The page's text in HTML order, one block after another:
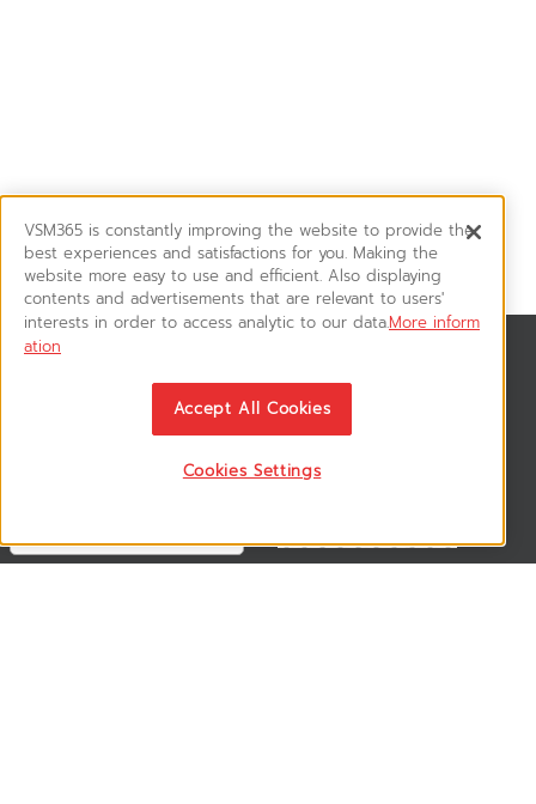
สมัครรับข่าวสาร
ติดตามอัพเดทข่าวสาร, โปรโมชั่น, สินค้าราคาพิเศษ ได้ก่อนใคร
VSM365 is constantly improving the website to provide the
best experiences and satisfactions for you. Making the
website more easy to use and efficient. Also displaying
contents and advertisements that are relevant to users'
interests in order to access analytic to our data.More inform
ation
Accept All Cookies
Cookies Settings